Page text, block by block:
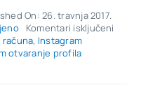
On: 26. travnja 2017.
Komentari isključeni
računa, Instagram
otvaranje profila